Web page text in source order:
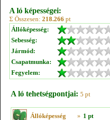
A ló képességei:
Σ Összesen: 218.266 pt
Állóképesség:
Sebesség:
Jármód:
Csapatmunka:
Fegyelem:
A ló tehetségpontjai: 5 pt
Állóképesség » 1 pt